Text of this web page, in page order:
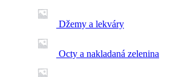
Džemy a lekváry
Octy a nakladaná zelenina